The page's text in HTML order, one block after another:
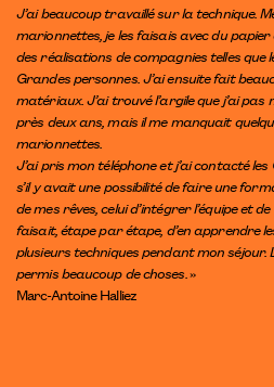
J’ai beaucoup travaillé sur la technique.
marionnettes, je les faisais avec du
des réalisations de compagnies telles que
Grandes personnes. J’ai ensuite fait
matériaux. J’ai trouvé l’argile que j’ai
près deux ans, mais il me manquait
marionnettes.
J’ai pris mon téléphone et j’ai contacté
s’il y avait une possibilité de faire une
de mes rêves, celui d’intégrer l’équipe et
faisait, étape par étape, d’en apprendre
plusieurs techniques pendant mon séjour.
permis beaucoup de choses. »
Marc-Antoine Halliez